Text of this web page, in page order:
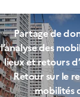
Partage de
l’analyse des
lieux et retours
Retour sur le
mobilités